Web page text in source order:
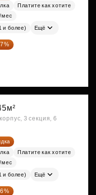
Платите как хотите
мес
и более) Ещё
3 секция, 6
Платите как хотите
мес
и более) Ещё